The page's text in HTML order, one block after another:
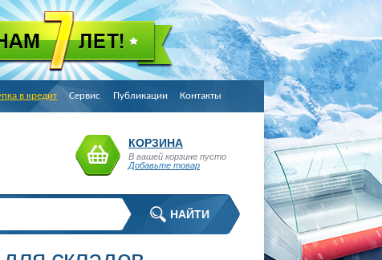
в кредит Сервис Публикации Контакты
КОРЗИНА
В вашей корзине пусто
Добавьте товар